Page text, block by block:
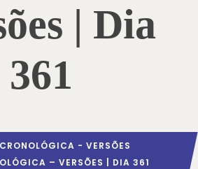
| Dia
361
- VERSÕES
– VERSÕES | DIA 361